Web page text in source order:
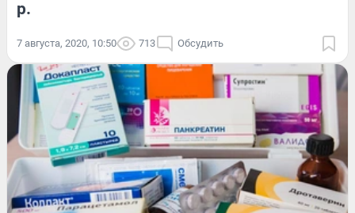
р.
7 августа, 2020, 10:50 713 Обсудить